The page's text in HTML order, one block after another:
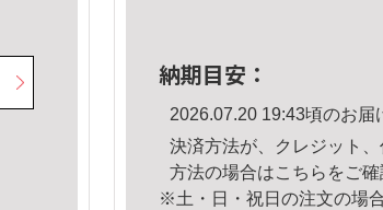
納期目安：
2026.07.20 19:43頃のお届
決済方法が、クレジット
方法の場合はこちら をご確
※土・日・祝日の注文の場